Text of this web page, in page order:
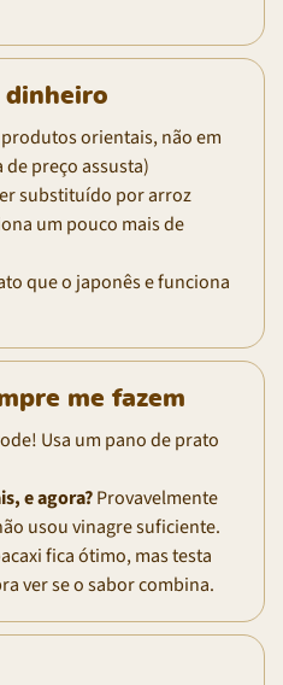
dinheiro
orientais, não em
preço assusta)
substituído por arroz
um pouco mais de
que o japonês e funciona
me fazem
Usa um pano de prato
e agora?Provavelmente
usou vinagre suficiente.
fica ótimo, mas testa
ver se o sabor combina.